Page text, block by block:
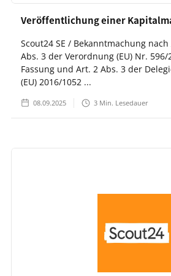
Veröffentlichung einer
Scout24 SE / Bekanntmachung
Abs. 3 der Verordnung (EU) Nr.
Fassung und Art. 2 Abs. 3 der
(EU) 2016/1052 ...
08.09.2025 3 Min. Lesedauer